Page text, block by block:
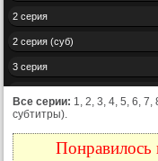
2 серия
2 серия (суб)
3 серия
4 серия
4 серия (суб)
Все серии: 1, 2, 3, 4, 5, 6, 7,
субтитры).
Понравилось